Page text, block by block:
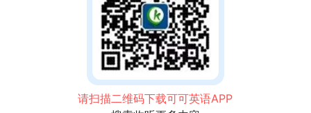
请扫描二维码下载可可英语APP